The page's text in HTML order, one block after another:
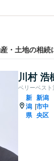
・土地の相続
川村 浩
ベリーベスト
新
潟
県
|
新潟
市中
央区